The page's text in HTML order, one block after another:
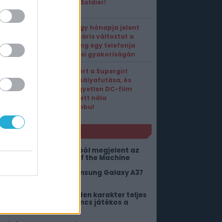
Future Soldier!
Alig négy hónapja jelent
meg, máris változtat a
Samsung egy telefonja
frissítési gyakoriságán
Véget ért a Supergirl
mozis pályafutása, és
csak egyetlen DC-film
teljesített nála
rosszabbul
évforduló alkalmából megjelent az
Quake: Dawn of the Machine
lennénk most a Samsung Galaxy A37
az MMO-ban minden karakter teljes
él – Akkor is, ha nincs játékos a